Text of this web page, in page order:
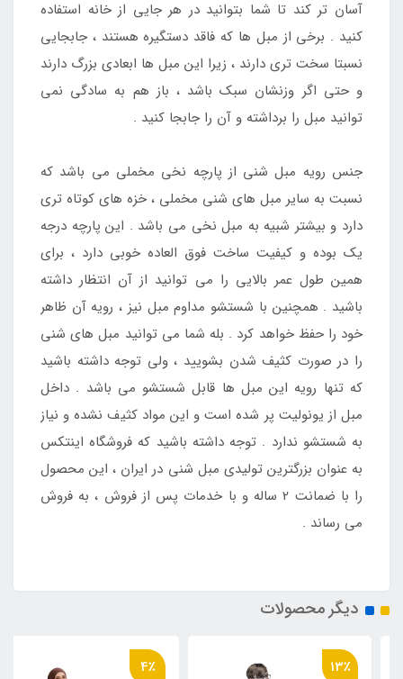
آسان تر کند تا شما بتوانید در هر جایی از خانه استفاده
کنید . برخی از مبل ها که فاقد دستگیره هستند ، جابجایی
نسبتا سخت تری دارند ، زیرا این مبل ها ابعادی بزرگ دارند
و حتی اگر وزنشان سبک باشد ، باز هم به سادگی نمی
توانید مبل را برداشته و آن را جابجا کنید .
جنس رویه مبل شنی از پارچه نخی مخملی می باشد که
نسبت به سایر مبل های شنی مخملی ، خزه های کوتاه تری
دارد و بیشتر شبیه به مبل نخی می باشد . این پارچه درجه
یک بوده و کیفیت ساخت فوق العاده خوبی دارد ، برای
همین طول عمر بالایی را می توانید از آن انتظار داشته
باشید . همچنین با شستشو مداوم مبل نیز ، رویه آن ظاهر
خود را حفظ خواهد کرد . بله شما می توانید مبل های شنی
را در صورت کثیف شدن بشویید ، ولی توجه داشته باشید
که تنها رویه این مبل ها قابل شستشو می باشد . داخل
مبل از یونولیت پر شده است و این مواد کثیف نشده و نیاز
به شستشو ندارد . توجه داشته باشید که فروشگاه اینتکس
به عنوان بزرگترین تولیدی مبل شنی در ایران ، این محصول
را با ضمانت 2 ساله و با خدمات پس از فروش ، به فروش
می رساند .
دیگر محصولات
13٪ 4٪